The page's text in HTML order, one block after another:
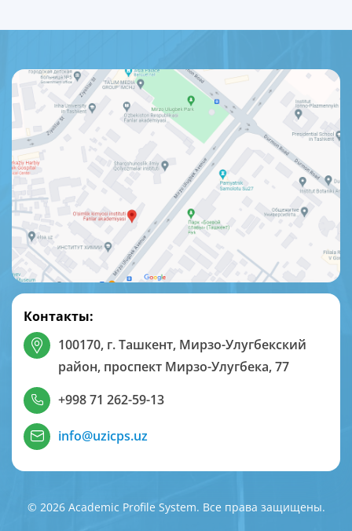
Контакты:
100170, г. Ташкент, Мирзо-Улугбекский
район, проспект Мирзо-Улугбека, 77
+998 71 262-59-13
info@uzicps.uz
© 2026 Academic Profile System. Все права защищены.